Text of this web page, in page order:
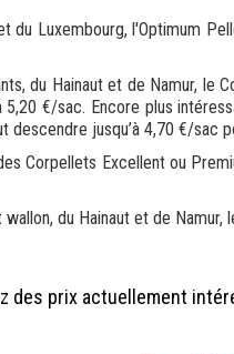
du Luxembourg, l'Optimum
du Hainaut et de Namur,
5,20 €/sac. Encore plus
jusqu’à 4,70 €/sac
Corpellets Excellent ou
du Hainaut et de
des prix actuellement